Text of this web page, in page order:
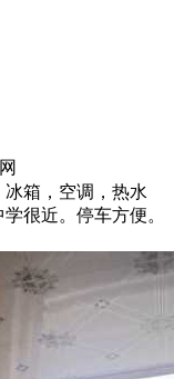
箱，空调，热水
很近。停车方便。